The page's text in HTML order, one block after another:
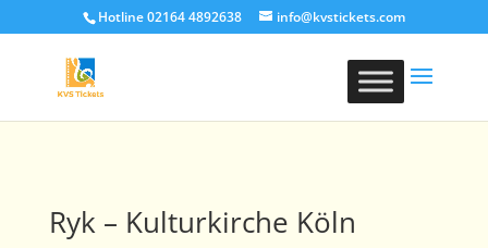
Hotline 02164 4892638 info@kvstickets.com
Ryk – Kulturkirche Köln